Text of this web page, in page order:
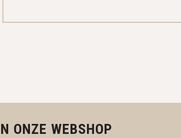
ONZE WEBSHOP